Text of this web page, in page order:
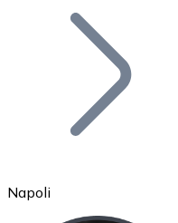
Bitcoin
Napoli